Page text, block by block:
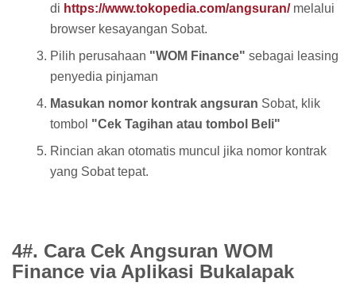
di https://www.tokopedia.com/angsuran/ melalui
browser kesayangan Sobat.
Pilih perusahaan "WOM Finance" sebagai leasing
penyedia pinjaman
Masukan nomor kontrak angsuran Sobat, klik
tombol "Cek Tagihan atau tombol Beli"
Rincian akan otomatis muncul jika nomor kontrak
yang Sobat tepat.
4#. Cara Cek Angsuran WOM
Finance via Aplikasi Bukalapak